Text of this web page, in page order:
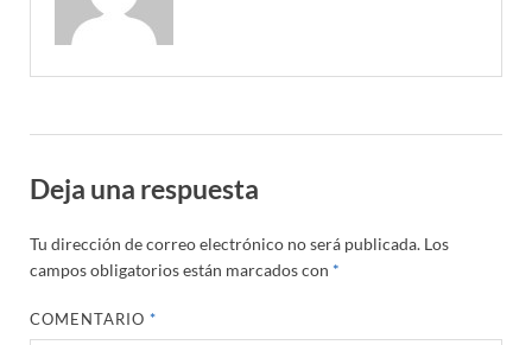
Deja una respuesta
Tu dirección de correo electrónico no será publicada. Los
campos obligatorios están marcados con *
COMENTARIO*